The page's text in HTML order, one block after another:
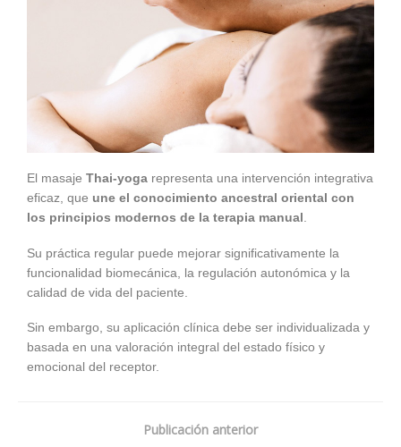
El masaje Thai-yoga representa una intervención integrativa
eficaz, que une el conocimiento ancestral oriental con
los principios modernos de la terapia manual.
Su práctica regular puede mejorar significativamente la
funcionalidad biomecánica, la regulación autonómica y la
calidad de vida del paciente.
Sin embargo, su aplicación clínica debe ser individualizada y
basada en una valoración integral del estado físico y
emocional del receptor.
Publicación anterior